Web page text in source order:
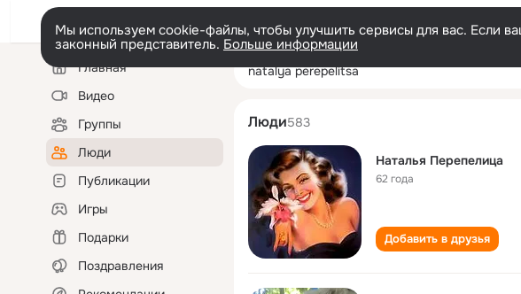
Мы используем cookie-файлы, чтобы улучшить сервисы для вас. Если
законный представитель. Больше информации
Левая
колонкаГлавная
Видео
Группы
Люди
Публикации
Игры
Подарки
Поздравления
natalya perepelitsa
Люди583
Наталья Перепелица
62 года
Добавить в друзья